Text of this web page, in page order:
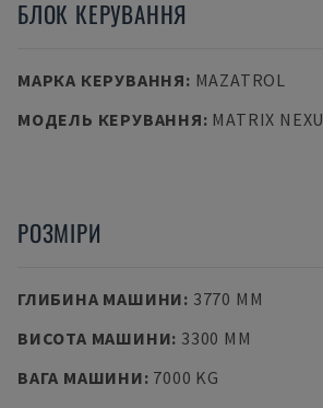
БЛОК КЕРУВАННЯ
МАРКА КЕРУВАННЯ: MAZATROL
МОДЕЛЬ КЕРУВАННЯ: MATRIX
РОЗМІРИ
ГЛИБИНА МАШИНИ: 3770 MM
ВИСОТА МАШИНИ: 3300 MM
ВАГА МАШИНИ: 7000 KG